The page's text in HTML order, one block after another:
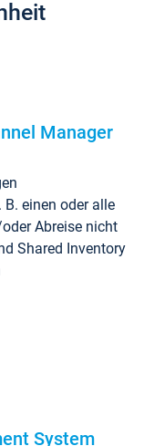
Manager
B. einen oder alle
Abreise nicht
Shared Inventory
System